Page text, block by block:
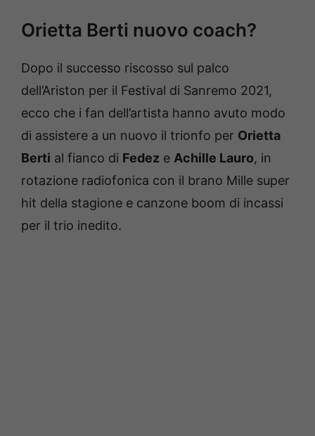
Orietta Berti nuovo coach?
Dopo il successo riscosso sul palco
dell’Ariston per il Festival di Sanremo 2021,
ecco che i fan dell’artista hanno avuto modo
di assistere a un nuovo il trionfo per Orietta
Berti al fianco di Fedez e Achille Lauro, in
rotazione radiofonica con il brano Mille super
hit della stagione e canzone boom di incassi
per il trio inedito.